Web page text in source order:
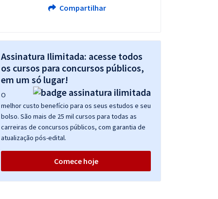
Compartilhar
Assinatura Ilimitada: acesse todos
os cursos para concursos públicos,
em um só lugar!
O
melhor custo benefício para os seus estudos e seu
bolso. São mais de 25 mil cursos para todas as
carreiras de concursos públicos, com garantia de
atualização pós-edital.
Comece hoje